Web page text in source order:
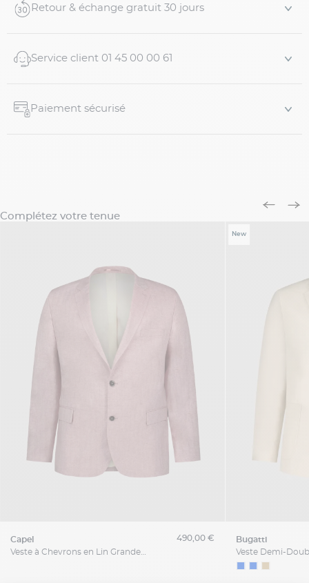
conçu dans un tissu mouliné, dans des tons de ...
Retour & échange gratuit 30 jours
Service client 01 45 00 00 61
Paiement sécurisé
Complétez votre tenue
capel
Veste à Chevrons en Lin Grande Taille Rose
490,00 €
New
bugatti